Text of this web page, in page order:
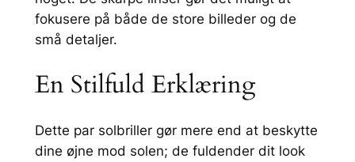
n
a
l
fokusere på både de store billeder og de
små detaljer.
En Stilfuld Erklæring
Dette par solbriller gør mere end at beskytte
dine øjne mod solen; de fuldender dit look